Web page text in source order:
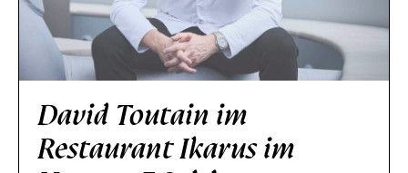
David Toutain im
Restaurant Ikarus im